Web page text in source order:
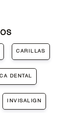
CARILLAS
DENTAL
INVISALIGN